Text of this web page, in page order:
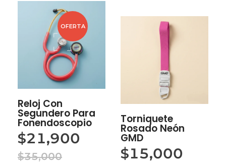
OFERTA
Reloj Con
Segundero Para
Fonendoscopio
$21,900
$35,000
Torniquete
Rosado Neón
GMD
$15,000